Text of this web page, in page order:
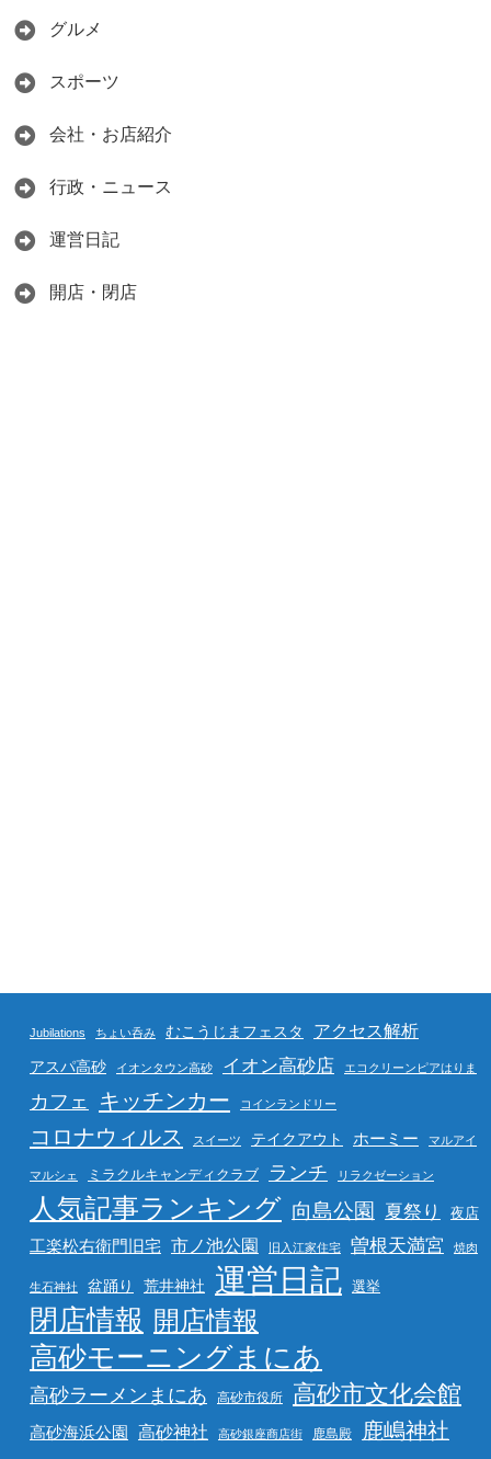
グルメ
スポーツ
会社・お店紹介
行政・ニュース
運営日記
開店・閉店
Jubilations ちょい呑み むこうじまフェスタ アクセス解析
アスパ高砂 イオンタウン高砂 イオン高砂店 エコクリーンピアはりま
カフェ キッチンカー コインランドリー
コロナウィルス スイーツ テイクアウト ホーミー マルアイ
マルシェ ミラクルキャンディクラブ ランチ リラクゼーション
人気記事ランキング 向島公園 夏祭り 夜店
工楽松右衛門旧宅 市ノ池公園 旧入江家住宅 曽根天満宮 焼肉
生石神社 盆踊り 荒井神社 運営日記 選挙
閉店情報 開店情報
高砂モーニングまにあ
高砂ラーメンまにあ 高砂市役所 高砂市文化会館
高砂海浜公園 高砂神社 高砂銀座商店街 鹿島殿 鹿嶋神社